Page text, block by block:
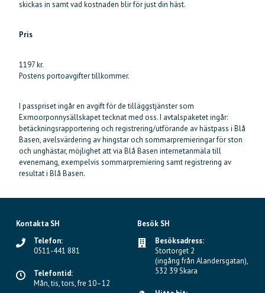
skickas in samt vad kostnaden blir för just din häst.
Pris
1197 kr.
Postens portoavgifter tillkommer.
I passpriset ingår en avgift för de tilläggstjänster som
Exmoorponnysällskapet tecknat med oss. I avtalspaketet ingår:
betäckningsrapportering och registrering/utförande av hästpass i Blå
Basen, avelsvärdering av hingstar och sommarpremieringar för ston
och unghästar, möjlighet att via Blå Basen internetanmäla till
evenemang, exempelvis sommarpremiering samt registrering av
resultat i Blå Basen.
Kontakta SH
Telefon:
0511-441 881
Telefontid:
Mån, tis, tors, fre 10–12
Besök SH
Besöksadress:
Stortorget 2
(ingång från Alandersgatan),
532 39 Skara